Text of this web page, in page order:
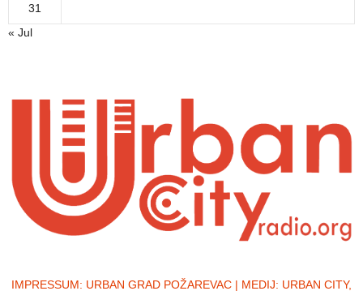
31
« Jul
IMPRESSUM: URBAN GRAD POŽAREVAC | MEDIJ: URBAN CITY,